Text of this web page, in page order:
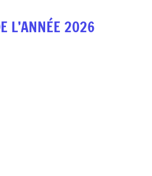
L’ANNÉE 2026